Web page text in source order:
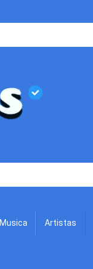
Musica Artistas